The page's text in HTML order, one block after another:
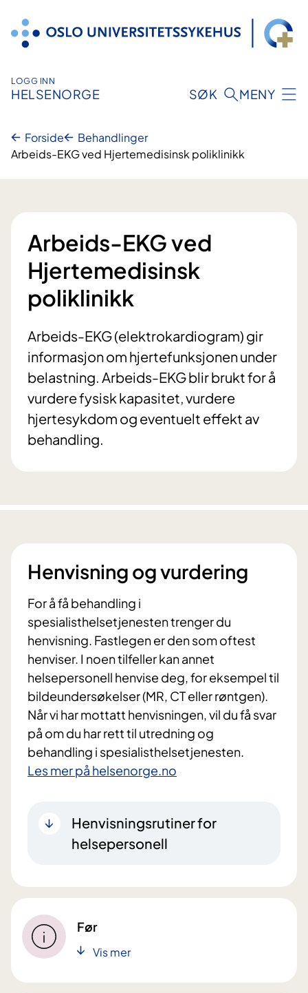
innhold
LOGG INN
HELSENORGE SØK MENY
Forside
Behandlinger
Arbeids-EKG ved Hjertemedisinsk poliklinikk
Arbeids-EKG ved
Hjertemedisinsk
poliklinikk
Arbeids-EKG (elektrokardiogram) gir
informasjon om hjertefunksjonen under
belastning. Arbeids-EKG blir brukt for å
vurdere fysisk kapasitet, vurdere
hjertesykdom og eventuelt effekt av
behandling.
Henvisning og vurdering
For å få behandling i
spesialisthelsetjenesten trenger du
henvisning. Fastlegen er den som oftest
henviser. I noen tilfeller kan annet
helsepersonell henvise deg, for eksempel til
bildeundersøkelser (MR, CT eller røntgen).
Når vi har mottatt henvisningen, vil du få svar
på om du har rett til utredning og
behandling i spesialisthelsetjenesten.
Les mer på helsenorge.no
Henvisningsrutiner for
helsepersonell
Før
Vis mer